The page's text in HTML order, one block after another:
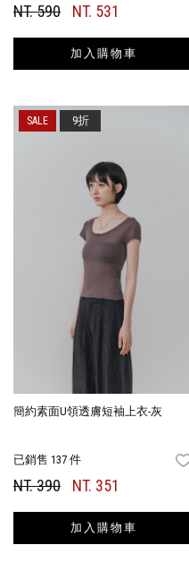
NT. 590 NT. 531
加入購物車
簡約素面U領透膚短袖上衣-灰
已銷售 137 件
NT. 390 NT. 351
加入購物車
9折